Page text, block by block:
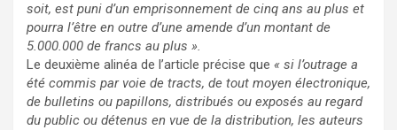
soit, est puni d’un emprisonnement de cinq ans au plus et
pourra l’être en outre d’une amende d’un montant de
5.000.000 de francs au plus ».
Le deuxième alinéa de l’article précise que « si l’outrage a
été commis par voie de tracts, de tout moyen électronique,
de bulletins ou papillons, distribués ou exposés au regard
du public ou détenus en vue de la distribution, les auteurs